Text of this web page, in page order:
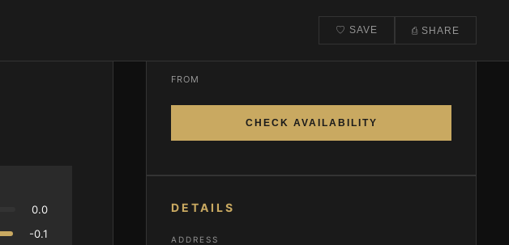
♡ SAVE ⎙ SHARE
0.0
-0.1
FROM
CHECK AVAILABILITY
DETAILS
ADDRESS